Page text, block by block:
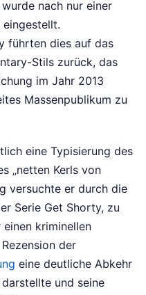
nach nur einer
eingestellt.
führten dies auf das
Stils zurück, das
im Jahr 2013
Massenpublikum zu
eine Typisierung des
„netten Kerls von
versuchte er durch die
Serie Get Shorty, zu
kriminellen
der
eine deutliche Abkehr
und seine